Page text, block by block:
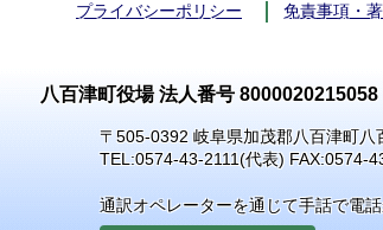
プライバシーポリシー 免責事項・
八百津町役場 法人番号 8000020215058
〒505-0392 岐阜県加茂郡八百津町八
TEL:0574-43-2111(代表) FAX:0574-
通訳オペレーターを通じて手話で電話